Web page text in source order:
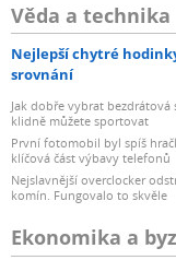
Věda a technika
Nejlepší chytré
srovnání
Jak dobře vybrat
klidně můžete sportovat
První fotomobil byl spíš
klíčová část výbavy telefonů
Nejslavnější overclocker
komín. Fungovalo to skvěle
Ekonomika a